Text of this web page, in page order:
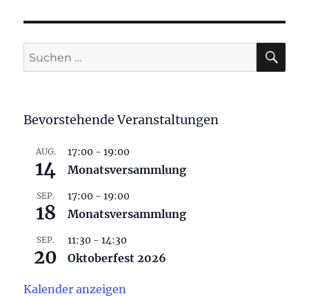
Suchen
nach:
Bevorstehende Veranstaltungen
AUG.
14
17:00 -19:00
Monatsversammlung
SEP.
18
17:00 -19:00
Monatsversammlung
SEP.
20
11:30 -14:30
Oktoberfest 2026
Kalender anzeigen